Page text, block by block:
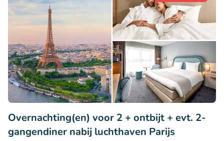
Overnachting(en) voor 2 + ontbijt + evt. 2-
gangendiner nabij luchthaven Parijs